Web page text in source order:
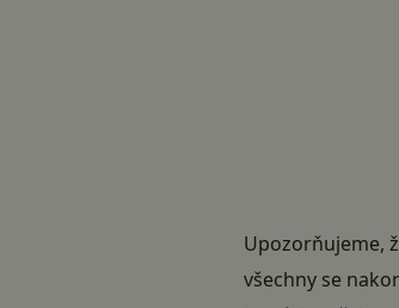
Upozorňujeme,
všechny se